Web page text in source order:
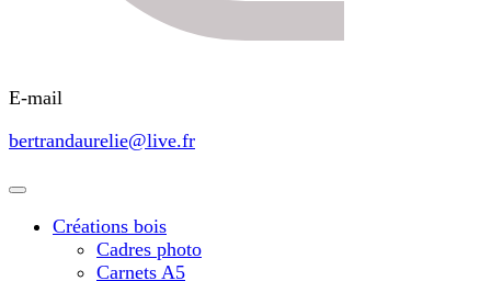
E-mail
bertrandaurelie@live.fr
Créations bois
Cadres photo
Carnets A5